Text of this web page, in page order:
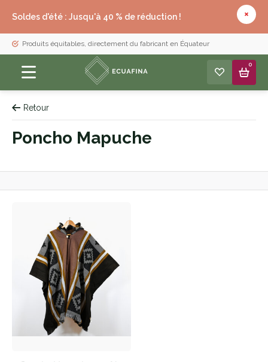
Soldes d'été : Jusqu'à 40 % de réduction !
Produits équitables, directement du fabricant en Équateur
0
Retour
Poncho Mapuche